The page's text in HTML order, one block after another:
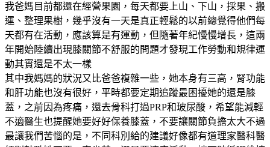
我爸媽目前都還在經營果園，每天都要上山、下山，採果、搬
運、整理果樹，幾乎沒有一天是真正輕鬆的以前總覺得他們每
天都有在活動，應該算是有運動，但隨著年紀慢慢增長，這兩
年開始陸續出現膝關節不舒服的問題才發現工作勞動和規律運
動其實還是不太一樣
其中我媽媽的狀況又比爸爸複雜一些，她本身有三高，腎功能
和肝功能也沒有很好，平時都要定期追蹤最困擾她的還是膝
蓋，之前因為疼痛，還去骨科打過PRP和玻尿酸，希望能減輕
不適醫生也提醒她要好好保養膝蓋，不要讓關節負擔太大不過
最讓我們苦惱的是，不同科別給的建議好像都有道理家醫科醫